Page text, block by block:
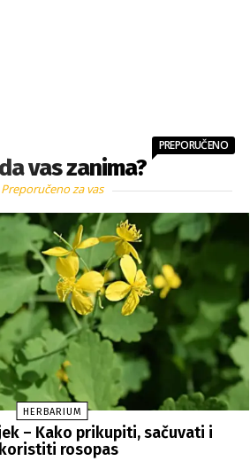
vas zanima?
PREPORUČENO
Preporučeno za vas
HERBARIUM
– Kako prikupiti, sačuvati i
rosopas